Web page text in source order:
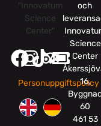
Personuppgiftspolicy
och
Science
Center
16,
60
461 53